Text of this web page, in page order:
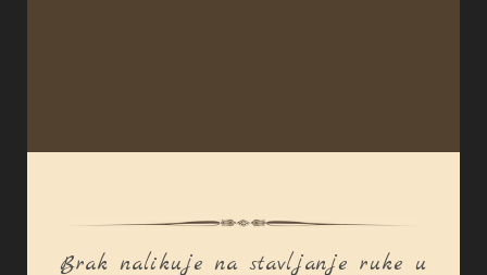
Brak nalikuje na stavljanje ruke u